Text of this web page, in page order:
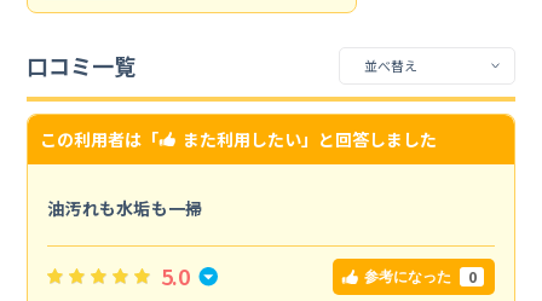
口コミ一覧
この利用者は「 また利用したい」と回答しました
油汚れも水垢も一掃
5.0 参考になった 0